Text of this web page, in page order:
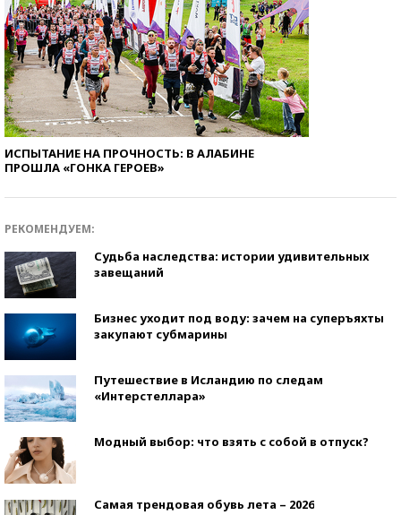
ИСПЫТАНИЕ НА ПРОЧНОСТЬ: В АЛАБИНЕ
ПРОШЛА «ГОНКА ГЕРОЕВ»
РЕКОМЕНДУЕМ:
Судьба наследства: истории удивительных
завещаний
Бизнес уходит под воду: зачем на суперъяхты
закупают субмарины
Путешествие в Исландию по следам
«Интерстеллара»
Модный выбор: что взять с собой в отпуск?
Самая трендовая обувь лета – 2026